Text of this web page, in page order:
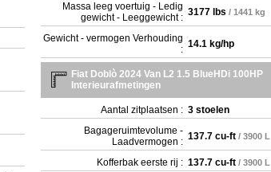
Massa leeg voertuig - Ledig
gewicht - Leeggewicht : 3177 lbs / 1441 kg
Gewicht - vermogen Verhouding
: 14.1 kg/hp
Fiat Doblò 2024 Van L2 1.5 BlueHDi 100HP
Interieurafmetingen
Aantal zitplaatsen : 3 stoelen
Bagageruimtevolume -
Laadvermogen : 137.7 cu-ft / 3900 L
Kofferbak eerste rij : 137.7 cu-ft / 3900 L